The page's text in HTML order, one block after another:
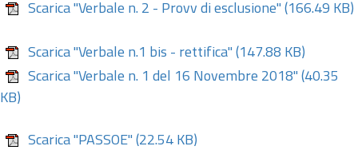
Scarica "Verbale n. 2 - Provv di esclusione" (166.49 KB)
Scarica "Verbale n.1 bis - rettifica" (147.88 KB)
Scarica "Verbale n. 1 del 16 Novembre 2018" (40.35
KB)
Scarica "PASSOE" (22.54 KB)